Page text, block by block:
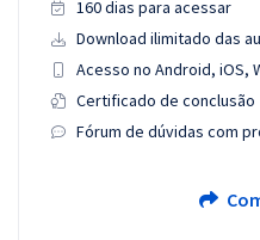
160 dias para acessar
Download ilimitado das
Acesso no Android, iOS,
Certificado de conclusão
Fórum de dúvidas com